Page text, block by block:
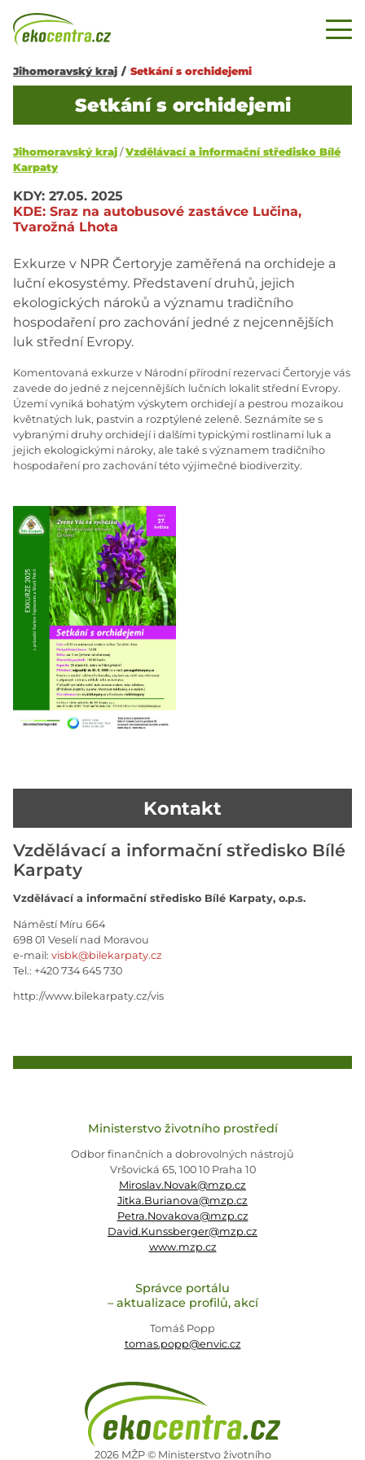
Jihomoravský kraj / Setkání s orchidejemi
Setkání s orchidejemi
Jihomoravský kraj / Vzdělávací a informační středisko Bílé
Karpaty
KDY: 27.05. 2025
KDE: Sraz na autobusové zastávce Lučina,
Tvarožná Lhota
Exkurze v NPR Čertoryje zaměřená na orchideje a
luční ekosystémy. Představení druhů, jejich
ekologických nároků a významu tradičního
hospodaření pro zachování jedné z nejcennějších
luk střední Evropy.
Komentovaná exkurze v Národní přírodní rezervaci Čertoryje vás
zavede do jedné z nejcennějších lučních lokalit střední Evropy.
Území vyniká bohatým výskytem orchidejí a pestrou mozaikou
květnatých luk, pastvin a rozptýlené zeleně. Seznámíte se s
vybranými druhy orchidejí i dalšími typickými rostlinami luk a
jejich ekologickými nároky, ale také s významem tradičního
hospodaření pro zachování této výjimečné biodiverzity.
Kontakt
Vzdělávací a informační středisko Bílé
Karpaty
Vzdělávací a informační středisko Bílé Karpaty, o.p.s.
Náměstí Míru 664
698 01 Veselí nad Moravou
e-mail: visbk@bilekarpaty.cz
Tel.: +420 734 645 730
http://www.bilekarpaty.cz/vis
2026 MŽP © Ministerstvo životního
Ministerstvo životního prostředí
Odbor finančních a dobrovolných nástrojů
Vršovická 65, 100 10 Praha 10
Miroslav.Novak@mzp.cz
Jitka.Burianova@mzp.cz
Petra.Novakova@mzp.cz
David.Kunssberger@mzp.cz
www.mzp.cz
Správce portálu
– aktualizace profilů, akcí
Tomáš Popp
tomas.popp@envic.cz